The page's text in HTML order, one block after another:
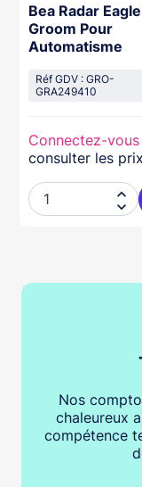
au panier
Bea Radar
Groom Pour
Automatisme
Réf GDV : GRO-
GRA249410
Connectez-vous
consulter les prix


Nos
chaleureux
compétence